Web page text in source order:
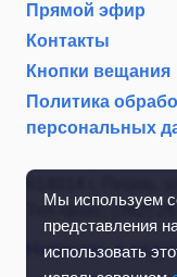
Мы используем
представления
использовать
Прямой эфир
Контакты
Кнопки вещания
Политика
персональных
Тел./факс: (342)
Написать в